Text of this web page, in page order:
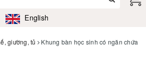
English
giường, tủ
Khung bàn học sinh có ngăn chứa